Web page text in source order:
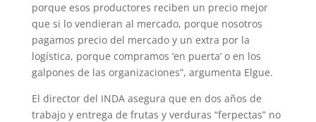
porque esos productores reciben un precio mejor
que si lo vendieran al mercado, porque nosotros
pagamos precio del mercado y un extra por la
logística, porque compramos ‘en puerta’ o en los
galpones de las organizaciones”, argumenta Elgue.
El director del INDA asegura que en dos años de
trabajo y entrega de frutas y verduras “ferpectas” no